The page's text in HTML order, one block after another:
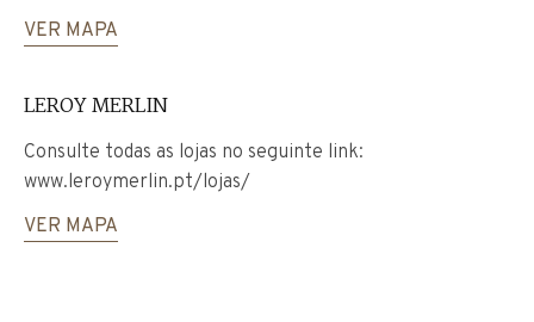
VER MAPA
LEROY MERLIN
Consulte todas as lojas no seguinte link:
www.leroymerlin.pt/lojas/
VER MAPA